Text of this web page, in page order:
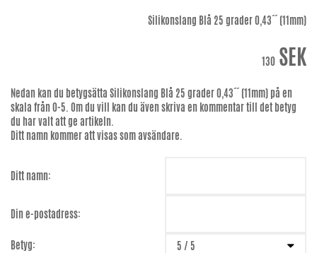
Silikonslang Blå 25 grader 0,43´´ (11mm)
130 SEK
Nedan kan du betygsätta Silikonslang Blå 25 grader 0,43´´ (11mm) på en
skala från 0-5. Om du vill kan du även skriva en kommentar till det betyg
du har valt att ge artikeln.
Ditt namn kommer att visas som avsändare.
Ditt namn:
Din e-postadress:
Betyg: